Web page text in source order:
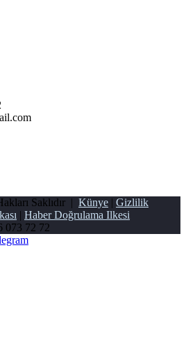
Saklıdır | Künye
Gizlilik
Haber Doğrulama Ilkesi
073 72 72